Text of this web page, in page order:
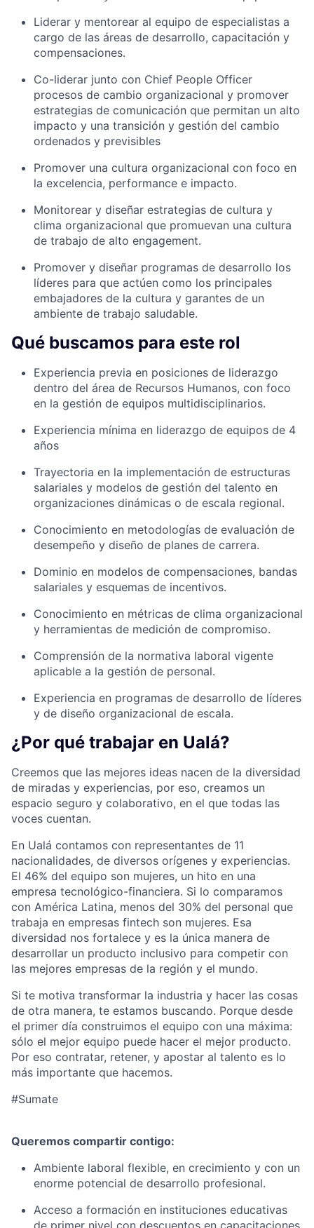
Liderar y mentorear al equipo de especialistas a
cargo de las áreas de desarrollo, capacitación y
compensaciones.
Co-liderar junto con Chief People Officer
procesos de cambio organizacional y promover
estrategias de comunicación que permitan un alto
impacto y una transición y gestión del cambio
ordenados y previsibles
Promover una cultura organizacional con foco en
la excelencia, performance e impacto.
Monitorear y diseñar estrategias de cultura y
clima organizacional que promuevan una cultura
de trabajo de alto engagement.
Promover y diseñar programas de desarrollo los
líderes para que actúen como los principales
embajadores de la cultura y garantes de un
ambiente de trabajo saludable.
Qué buscamos para este rol
Experiencia previa en posiciones de liderazgo
dentro del área de Recursos Humanos, con foco
en la gestión de equipos multidisciplinarios.
Experiencia mínima en liderazgo de equipos de 4
años
Trayectoria en la implementación de estructuras
salariales y modelos de gestión del talento en
organizaciones dinámicas o de escala regional.
Conocimiento en metodologías de evaluación de
desempeño y diseño de planes de carrera.
Dominio en modelos de compensaciones, bandas
salariales y esquemas de incentivos.
Conocimiento en métricas de clima organizacional
y herramientas de medición de compromiso.
Comprensión de la normativa laboral vigente
aplicable a la gestión de personal.
Experiencia en programas de desarrollo de líderes
y de diseño organizacional de escala.
¿Por qué trabajar en Ualá?
Creemos que las mejores ideas nacen de la diversidad
de miradas y experiencias, por eso, creamos un
espacio seguro y colaborativo, en el que todas las
voces cuentan.
En Ualá contamos con representantes de 11
nacionalidades, de diversos orígenes y experiencias.
El 46% del equipo son mujeres, un hito en una
empresa tecnológico-financiera. Si lo comparamos
con América Latina, menos del 30% del personal que
trabaja en empresas fintech son mujeres. Esa
diversidad nos fortalece y es la única manera de
desarrollar un producto inclusivo para competir con
las mejores empresas de la región y el mundo.
Si te motiva transformar la industria y hacer las cosas
de otra manera, te estamos buscando. Porque desde
el primer día construimos el equipo con una máxima:
sólo el mejor equipo puede hacer el mejor producto.
Por eso contratar, retener, y apostar al talento es lo
más importante que hacemos.
#Sumate
Queremos compartir contigo:
Ambiente laboral flexible, en crecimiento y con un
enorme potencial de desarrollo profesional.
Acceso a formación en instituciones educativas
de primer nivel con descuentos en capacitaciones,